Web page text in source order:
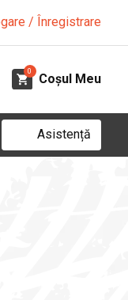
/ Înregistrare
0
Coșul Meu
Asistență